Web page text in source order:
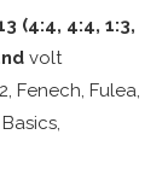
(4:4, 4:4, 1:3,
volt
Fenech, Fulea,